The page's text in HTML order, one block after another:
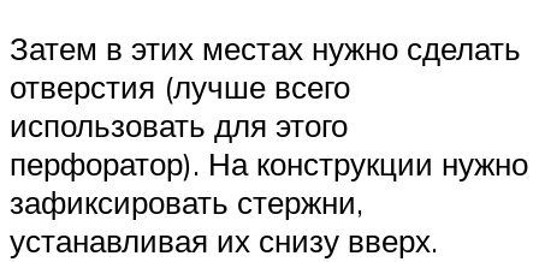
Затем в этих местах нужно сделать
отверстия (лучше всего
использовать для этого
перфоратор). На конструкции нужно
зафиксировать стержни,
устанавливая их снизу вверх.